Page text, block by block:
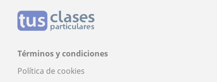
Términos y condiciones
Política de cookies